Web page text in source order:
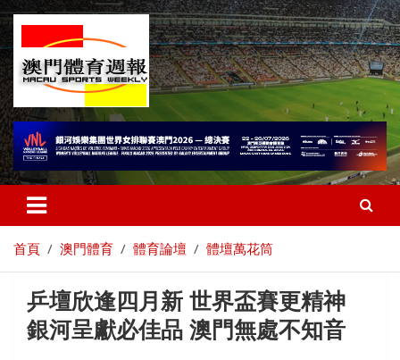
首頁 澳門體育 體育論壇 體壇萬花筒
乒壇欣逢四月新 世界盃賽更精神
銀河呈獻必佳品 澳門無處不知音